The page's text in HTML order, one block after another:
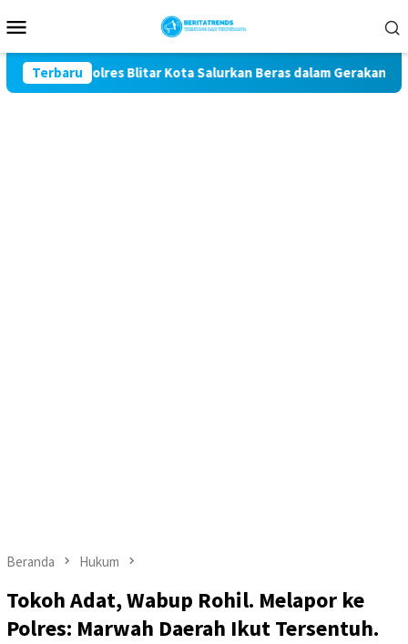
ke
Mobile
Terbaru
81, Polres Blitar Kota Salurkan Beras dalam Gerakan Pangan
Beranda Hukum
Tokoh Adat, Wabup Rohil. Melapor ke
Polres: Marwah Daerah Ikut Tersentuh.